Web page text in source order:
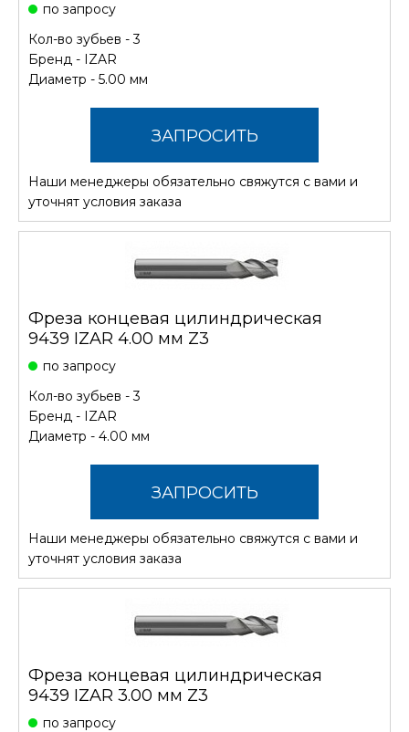
по запросу
Кол-во зубьев - 3
Бренд - IZAR
Диаметр - 5.00 мм
ЗАПРОСИТЬ
СТОИМОСТЬ
Наши менеджеры обязательно свяжутся с вами и
уточнят условия заказа
Фреза концевая цилиндрическая
9439 IZAR 4.00 мм Z3
по запросу
Кол-во зубьев - 3
Бренд - IZAR
Диаметр - 4.00 мм
ЗАПРОСИТЬ
СТОИМОСТЬ
Наши менеджеры обязательно свяжутся с вами и
уточнят условия заказа
Фреза концевая цилиндрическая
9439 IZAR 3.00 мм Z3
по запросу